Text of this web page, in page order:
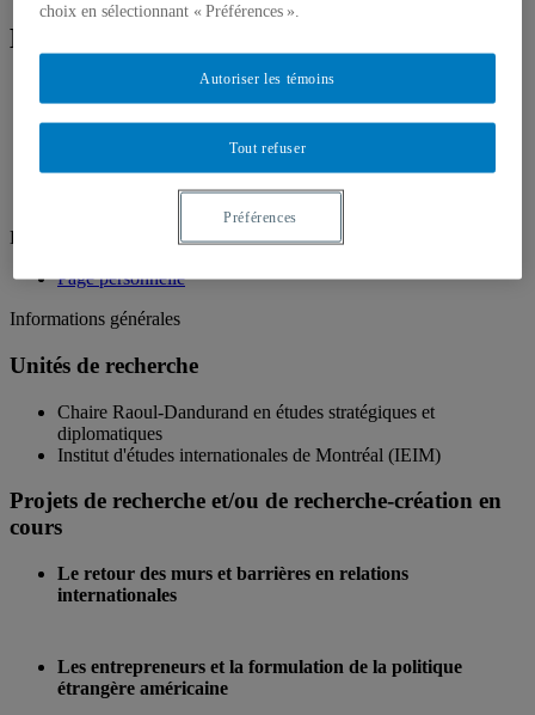
Domaines d'expertise
Études stratégiques
Politique étrangère des États-Unis
Science politique
Liens d'intérêt
Page personnelle
Informations générales
Unités de recherche
Chaire Raoul-Dandurand en études stratégiques et
diplomatiques
Institut d'études internationales de Montréal (IEIM)
Projets de recherche et/ou de recherche-création en
cours
Le retour des murs et barrières en relations
internationales
Les entrepreneurs et la formulation de la politique
étrangère américaine
choix en sélectionnant « Préférences ».
Tout refuser
Autoriser les témoins
Préférences